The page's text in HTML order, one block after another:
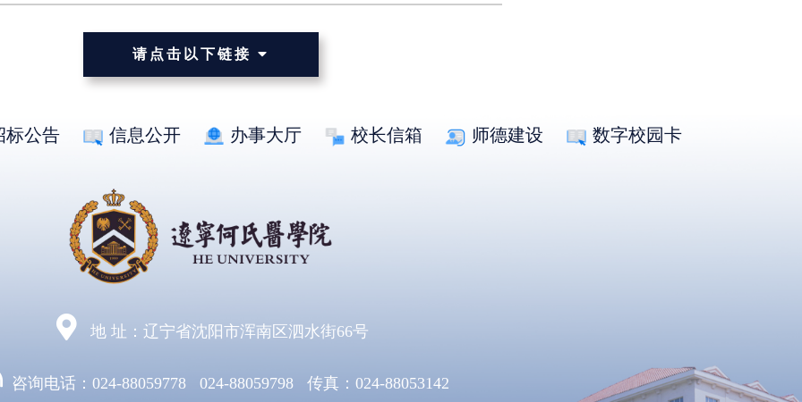
请点击以下链接
公告 信息公开 办事大厅 校长信箱 师德建设 数字校园卡
地 址：辽宁省沈阳市浑南区泗水街66号
咨询电话：024-88059778 024-88059798 传真：024-88053142